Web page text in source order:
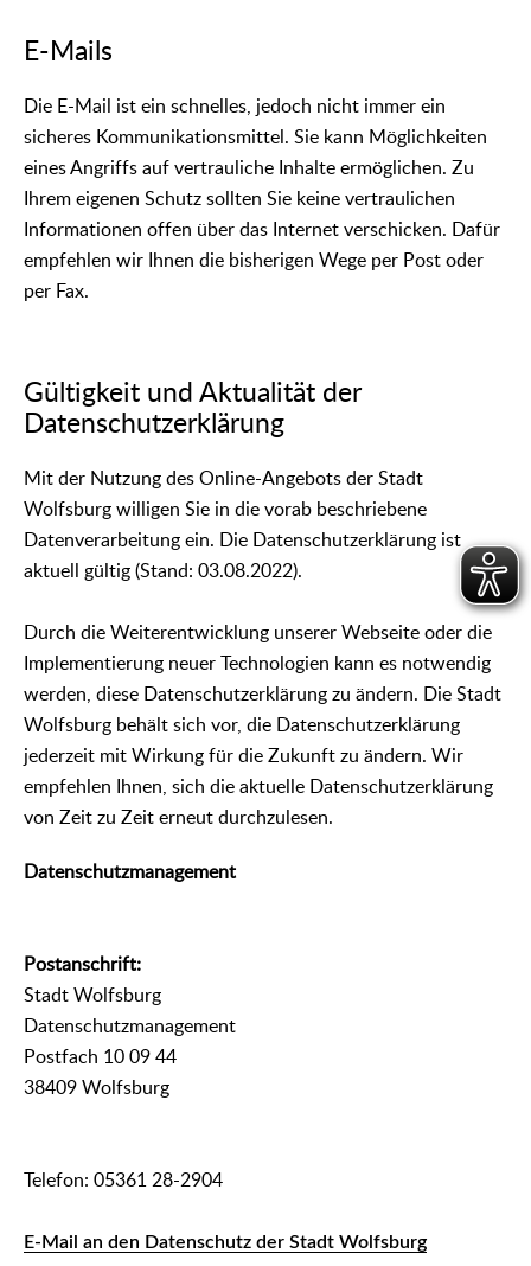
E-Mails
Die E-Mail ist ein schnelles, jedoch nicht immer ein
sicheres Kommunikationsmittel. Sie kann Möglichkeiten
eines Angriffs auf vertrauliche Inhalte ermöglichen. Zu
Ihrem eigenen Schutz sollten Sie keine vertraulichen
Informationen offen über das Internet verschicken. Dafür
empfehlen wir Ihnen die bisherigen Wege per Post oder
per Fax.
Gültigkeit und Aktualität der
Datenschutzerklärung
Mit der Nutzung des Online-Angebots der Stadt
Wolfsburg willigen Sie in die vorab beschriebene
Datenverarbeitung ein. Die Datenschutzerklärung ist
aktuell gültig (Stand: 03.08.2022).
Durch die Weiterentwicklung unserer Webseite oder die
Implementierung neuer Technologien kann es notwendig
werden, diese Datenschutzerklärung zu ändern. Die Stadt
Wolfsburg behält sich vor, die Datenschutzerklärung
jederzeit mit Wirkung für die Zukunft zu ändern. Wir
empfehlen Ihnen, sich die aktuelle Datenschutzerklärung
von Zeit zu Zeit erneut durchzulesen.
Datenschutzmanagement
Postanschrift:
Stadt Wolfsburg
Datenschutzmanagement
Postfach 10 09 44
38409 Wolfsburg
Telefon: 05361 28-2904
E-Mail an den Datenschutz der Stadt Wolfsburg